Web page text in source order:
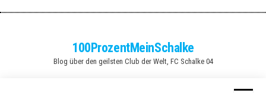
100ProzentMeinSchalke
Blog über den geilsten Club der Welt, FC Schalke 04